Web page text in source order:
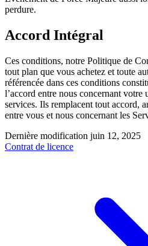
perdure.
Accord Intégral
Ces conditions, notre Politique de
tout plan que vous achetez et toute
référencée dans ces conditions
l’accord entre nous concernant
services. Ils remplacent tout accord,
entre vous et nous concernant les
Dernière modification juin 12, 2025
Contrat de licence